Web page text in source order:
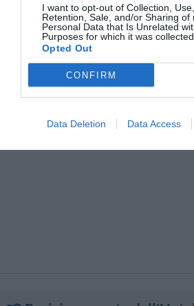
I want to opt-out of Collection, Use,
Retention, Sale, and/or Sharing of
Personal Data that Is Unrelated
Purposes for which it was collected.
Opted Out
CONFIRM
Data Deletion Data Access
Ricevimenti / Banchetti /
Cerimonie
Sala Banchetti / Ricevimenti
Servizio
Servizio Fotocopiatrice
Servizio di ritiro e riconsegna
Snack
Design hotel
Dimora
Edificio storico
Gay
Giardino
Hotel
Hotel di Lusso
Senza Barriere Architettoniche
Suite